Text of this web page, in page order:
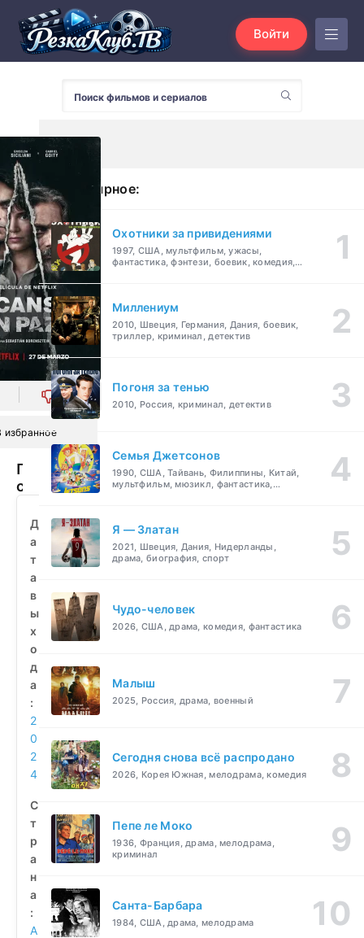
Войти
0
избранное
Покойся
с
(2024)
смотреть
бесплатно
Д
а
т
а
в
ы
х
о
д
а
:
2
0
2
4
С
т
р
а
н
а
:
А
Популярное:
Охотники за привидениями
1997, США, мультфильм, ужасы,
фантастика, фэнтези, боевик, комедия,
Миллениум
2010, Швеция, Германия, Дания, боевик,
триллер, криминал, детектив
Погоня за тенью
2010, Россия, криминал, детектив
Семья Джетсонов
1990, США, Тайвань, Филиппины, Китай,
мультфильм, мюзикл, фантастика,
Я — Златан
2021, Швеция, Дания, Нидерланды,
драма, биография, спорт
Чудо-человек
2026, США, драма, комедия, фантастика
Малыш
2025, Россия, драма, военный
Сегодня снова всё распродано
2026, Корея Южная, мелодрама, комедия
Пепе ле Моко
1936, Франция, драма, мелодрама,
криминал
Санта-Барбара
1984, США, драма, мелодрама